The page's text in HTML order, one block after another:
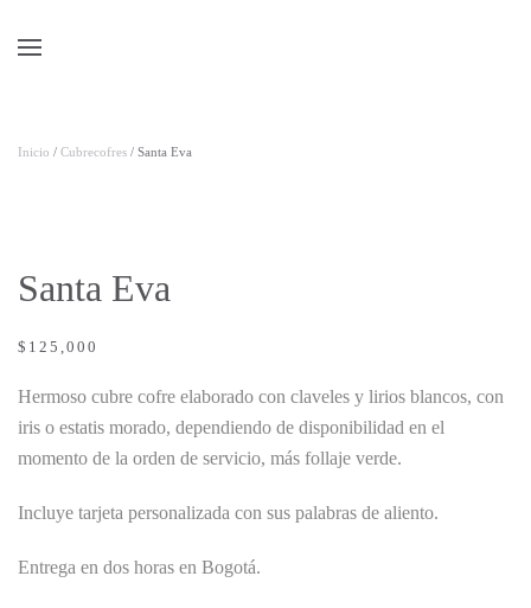
Inicio / Cubrecofres / Santa Eva
Santa Eva
$ 125,000
Hermoso cubre cofre elaborado con claveles y lirios blancos, con
iris o estatis morado, dependiendo de disponibilidad en el
momento de la orden de servicio, más follaje verde.
Incluye tarjeta personalizada con sus palabras de aliento.
Entrega en dos horas en Bogotá.